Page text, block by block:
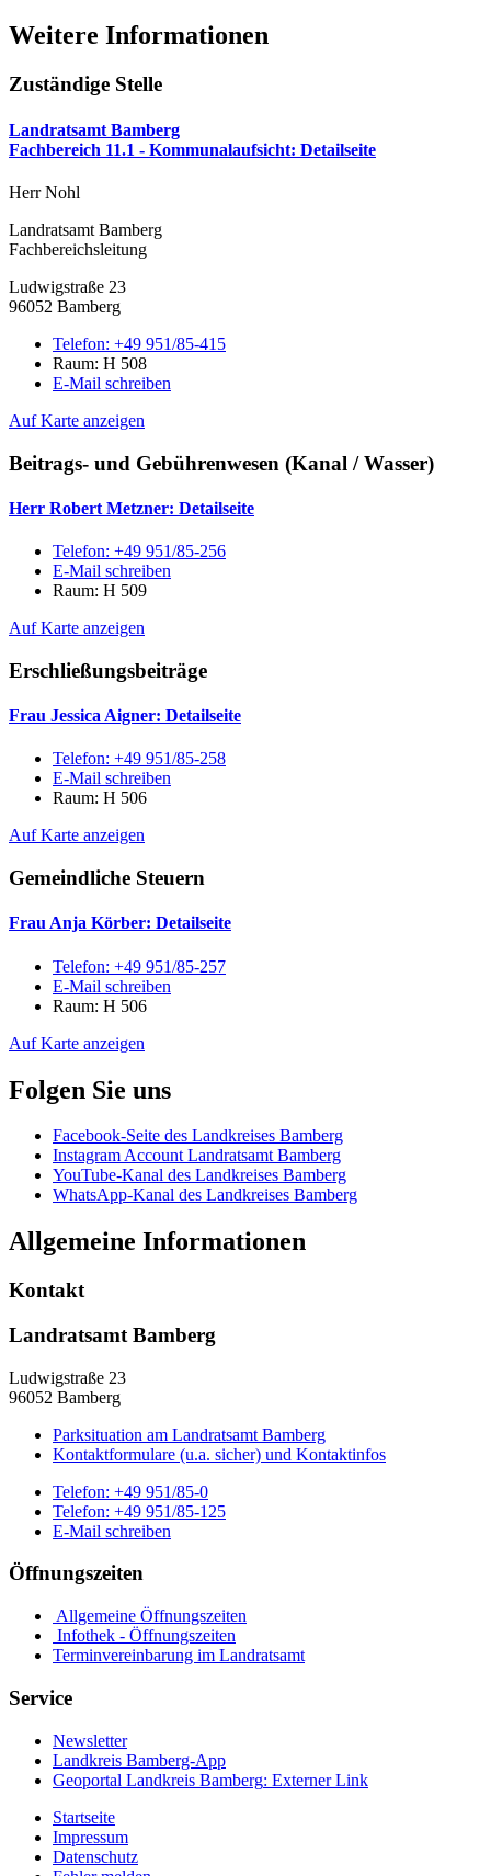
Weitere Informationen
Zuständige Stelle
Landratsamt Bamberg
Fachbereich 11.1 - Kommunalaufsicht: Detailseite
Herr Nohl
Landratsamt Bamberg
Fachbereichsleitung
Ludwigstraße 23
96052 Bamberg
Telefon: +49 951/85-415
Raum: H 508
E-Mail schreiben
Auf Karte anzeigen
Beitrags- und Gebührenwesen (Kanal / Wasser)
Herr Robert Metzner: Detailseite
Telefon: +49 951/85-256
E-Mail schreiben
Raum: H 509
Auf Karte anzeigen
Erschließungsbeiträge
Frau Jessica Aigner: Detailseite
Telefon: +49 951/85-258
E-Mail schreiben
Raum: H 506
Auf Karte anzeigen
Gemeindliche Steuern
Frau Anja Körber: Detailseite
Telefon: +49 951/85-257
E-Mail schreiben
Raum: H 506
Auf Karte anzeigen
Folgen Sie uns
Facebook-Seite des Landkreises Bamberg
Instagram Account Landratsamt Bamberg
YouTube-Kanal des Landkreises Bamberg
WhatsApp-Kanal des Landkreises Bamberg
Allgemeine Informationen
Kontakt
Landratsamt Bamberg
Ludwigstraße 23
96052 Bamberg
Parksituation am Landratsamt Bamberg
Kontaktformulare (u.a. sicher) und Kontaktinfos
Telefon: +49 951/85-0
Telefon: +49 951/85-125
E-Mail schreiben
Öffnungszeiten
Allgemeine Öffnungszeiten
Infothek - Öffnungszeiten
Terminvereinbarung im Landratsamt
Service
Newsletter
Landkreis Bamberg-App
Geoportal Landkreis Bamberg: Externer Link
Startseite
Impressum
Datenschutz